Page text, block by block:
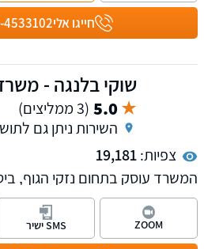
הביטחון . שלוחות ברעננה ובחיפה
חייגו אלי4533102
שוקי בלנגה -
5.0 (3 ממליצים)
השירות ניתן גם
צפיות:19,181
המשרד עוסק בתחום נזקי הגוף,
תאונות, מחלות, פטור ממס הכנסה
ודיני ביטוח.
ZOOM SMS ישיר